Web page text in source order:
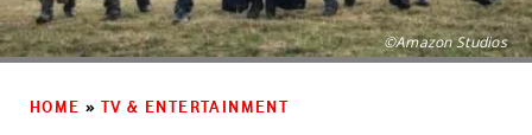
©Amazon Studios
HOME » TV & ENTERTAINMENT